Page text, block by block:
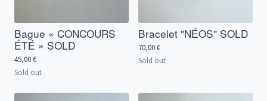
Bague « CONCOURS
ÉTÉ » SOLD
45,00€
Sold out
Bracelet "NÉOS" SOLD
70,00€
Sold out